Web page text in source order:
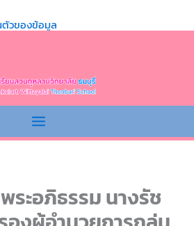
ตัวของข้อมูล
ระอภิธรรม นางรัช